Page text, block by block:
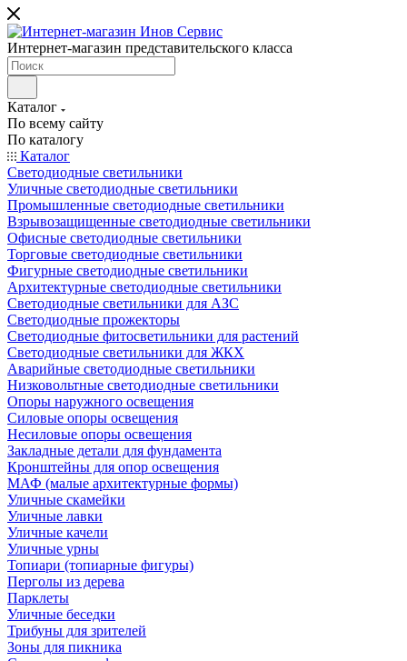
Интернет-магазин представительского класса
Каталог
По всему сайту
По каталогу
Каталог
Светодиодные светильники
Уличные светодиодные светильники
Промышленные светодиодные светильники
Взрывозащищенные светодиодные светильники
Офисные светодиодные светильники
Торговые светодиодные светильники
Фигурные светодиодные светильники
Архитектурные светодиодные светильники
Светодиодные светильники для АЗС
Светодиодные прожекторы
Светодиодные фитосветильники для растений
Светодиодные светильники для ЖКХ
Аварийные светодиодные светильники
Низковольтные светодиодные светильники
Опоры наружного освещения
Силовые опоры освещения
Несиловые опоры освещения
Закладные детали для фундамента
Кронштейны для опор освещения
МАФ (малые архитектурные формы)
Уличные скамейки
Уличные лавки
Уличные качели
Уличные урны
Топиари (топиарные фигуры)
Перголы из дерева
Парклеты
Уличные беседки
Трибуны для зрителей
Зоны для пикника